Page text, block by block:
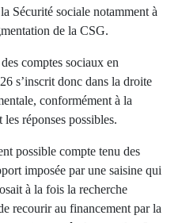
Sécurité sociale notamment à
de la CSG.
comptes sociaux en
s’inscrit donc dans la droite
conformément à la
réponses possibles.
possible compte tenu des
imposée par une saisine qui
à la fois la recherche
recourir au financement par la